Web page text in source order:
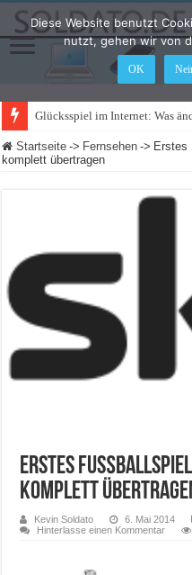
Glücksspiel im Internet: Was
Startseite -> Fernsehen -> Erstes
komplett übertragen
Erstes Fußballspiel
komplett
Kevin Soldato 6. Mai 2014
Hinterlasse einen Kommentar
Diese Website benutzt
nutzt, gehen wir von
OK